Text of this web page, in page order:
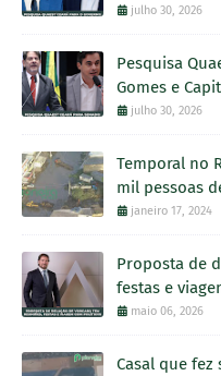
julho 30, 2026
Pesquisa
Gomes e
julho 30, 2026
Temporal no
mil pessoas
janeiro 17, 2024
Proposta de
festas e
maio 06, 2026
Casal que